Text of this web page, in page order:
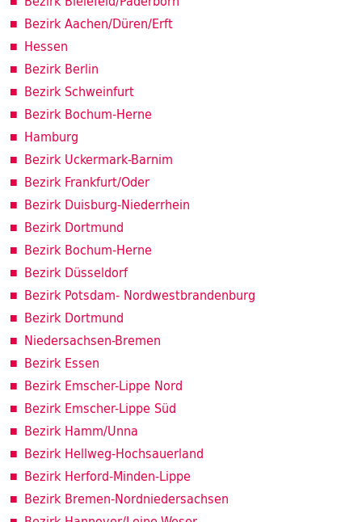
Bezirk Aachen/Düren/Erft
Hessen
Bezirk Berlin
Bezirk Schweinfurt
Bezirk Bochum-Herne
Hamburg
Bezirk Uckermark-Barnim
Bezirk Frankfurt/Oder
Bezirk Duisburg-Niederrhein
Bezirk Dortmund
Bezirk Bochum-Herne
Bezirk Düsseldorf
Bezirk Potsdam- Nordwestbrandenburg
Bezirk Dortmund
Niedersachsen-Bremen
Bezirk Essen
Bezirk Emscher-Lippe Nord
Bezirk Emscher-Lippe Süd
Bezirk Hamm/Unna
Bezirk Hellweg-Hochsauerland
Bezirk Herford-Minden-Lippe
Bezirk Bremen-Nordniedersachsen